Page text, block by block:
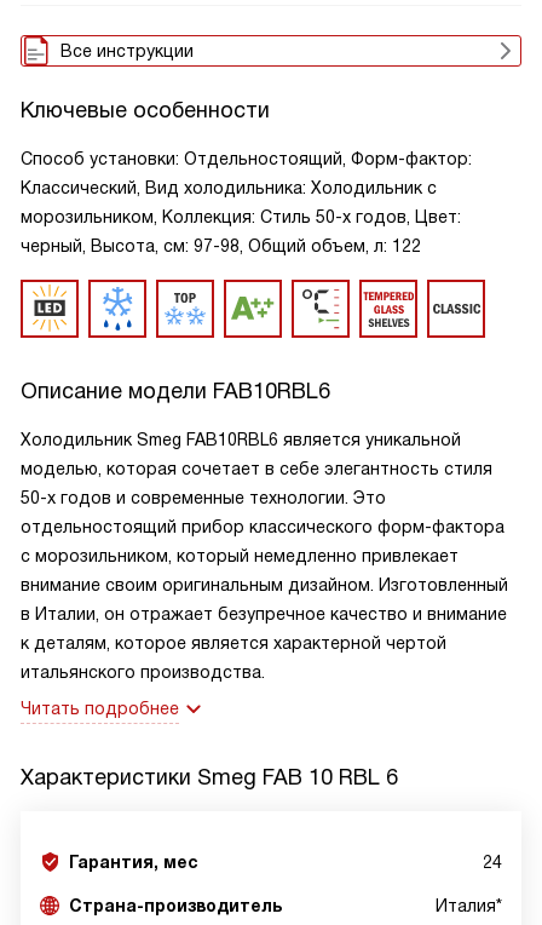
Все инструкции
Ключевые особенности
Способ установки: Отдельностоящий, Форм-фактор:
Классический, Вид холодильника: Холодильник с
морозильником, Коллекция: Стиль 50-х годов, Цвет:
черный, Высота, см: 97-98, Общий объем, л: 122
Описание модели FAB10RBL6
Холодильник Smeg FAB10RBL6 является уникальной
моделью, которая сочетает в себе элегантность стиля
50-х годов и современные технологии. Это
отдельностоящий прибор классического форм-фактора
с морозильником, который немедленно привлекает
внимание своим оригинальным дизайном. Изготовленный
в Италии, он отражает безупречное качество и внимание
к деталям, которое является характерной чертой
итальянского производства.
Читать подробнее
Характеристики Smeg FAB 10 RBL 6
Гарантия, мес 24
Страна-производитель Италия*